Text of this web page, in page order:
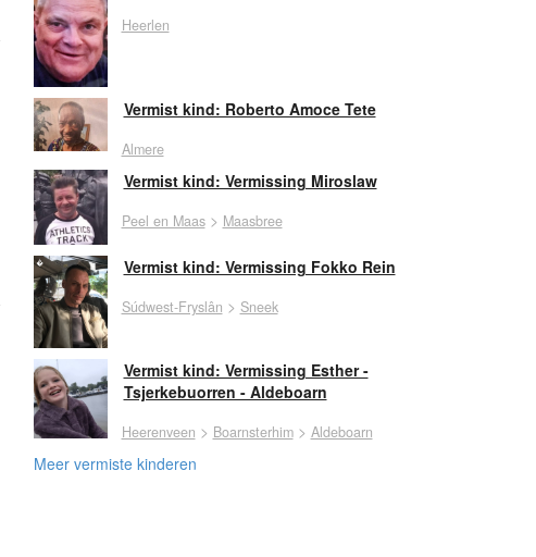
Heerlen
Vermist kind: Roberto Amoce Tete
Almere
Vermist kind: Vermissing Miroslaw
Peel en Maas> Maasbree
Vermist kind: Vermissing Fokko Rein
Súdwest-Fryslân > Sneek
Vermist kind: Vermissing Esther -
Tsjerkebuorren - Aldeboarn
Heerenveen > Boarnsterhim> Aldeboarn
Meer vermiste kinderen